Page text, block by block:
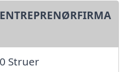
Struer